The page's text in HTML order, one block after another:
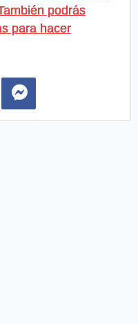
podrás
para hacer